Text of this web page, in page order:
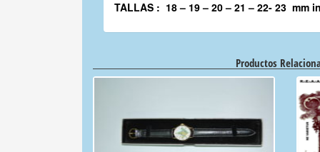
TALLAS : 18 – 19 – 20 – 21 – 22- 23 mm
Productos